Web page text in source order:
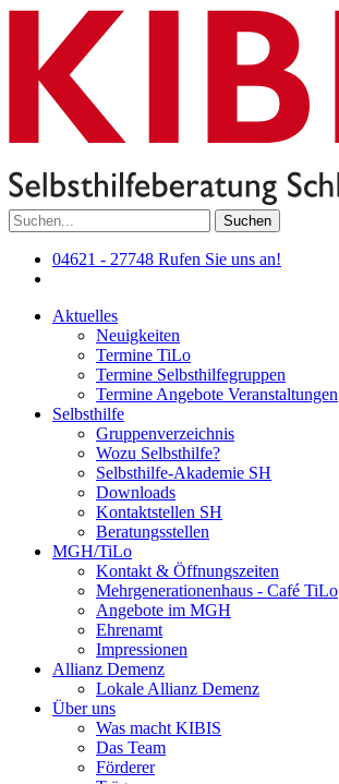
Suchen
04621 - 27748 Rufen Sie uns an!
Aktuelles
Neuigkeiten
Termine TiLo
Termine Selbsthilfegruppen
Termine Angebote Veranstaltungen
Selbsthilfe
Gruppenverzeichnis
Wozu Selbsthilfe?
Selbsthilfe-Akademie SH
Downloads
Kontaktstellen SH
Beratungsstellen
MGH/TiLo
Kontakt & Öffnungszeiten
Mehrgenerationenhaus - Café TiLo
Angebote im MGH
Ehrenamt
Impressionen
Allianz Demenz
Lokale Allianz Demenz
Über uns
Was macht KIBIS
Das Team
Förderer